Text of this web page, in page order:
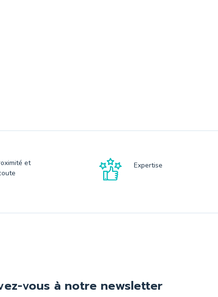
et
Expertise
vous à notre newsletter